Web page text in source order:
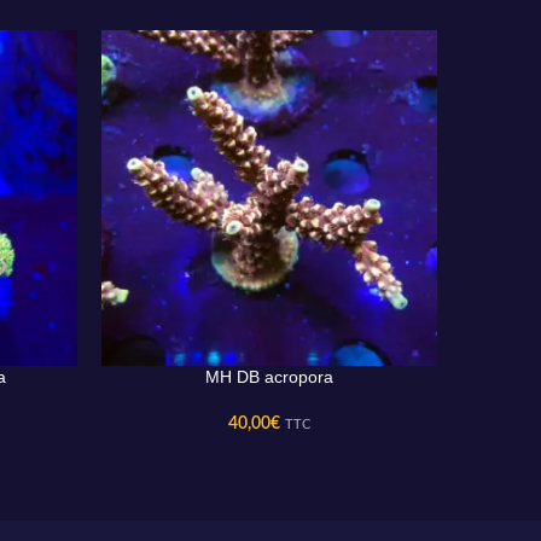
AJOUTER AU PANIERMH DB acropora
40,00€ TTC